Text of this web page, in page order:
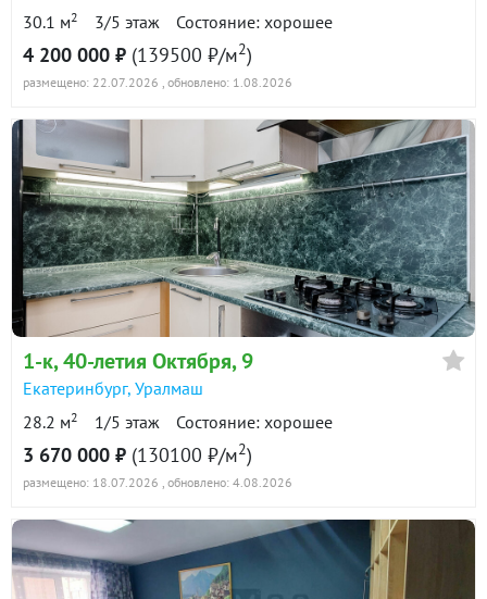
30.1 м2 3/5 этаж Состояние: хорошее
4 200 000 ₽ (139500 ₽/м2)
размещено: 22.07.2026 , обновлено: 1.08.2026
1-к, 40-летия Октября, 9
Екатеринбург, Уралмаш
28.2 м2 1/5 этаж Состояние: хорошее
3 670 000 ₽ (130100 ₽/м2)
размещено: 18.07.2026 , обновлено: 4.08.2026